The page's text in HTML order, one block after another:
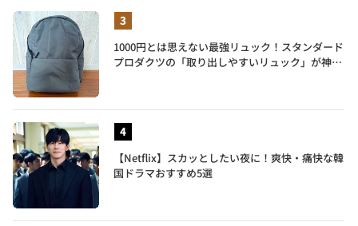
1000円とは思えない最強リュック！スタンダード
プロダクツの「取り出しやすいリュック」が神す
【Netflix】スカッとしたい夜に！爽快・痛快な韓
国ドラマおすすめ5選